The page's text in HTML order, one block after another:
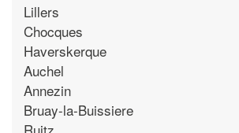
Lillers
Chocques
Haverskerque
Auchel
Annezin
Bruay-la-Buissiere
Ruitz